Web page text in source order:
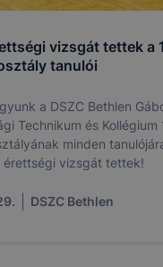
vizsgát tettek a
tanulói
a DSZC Bethlen
Technikum és Kollégium
minden
érettségi vizsgát tettek!
DSZC Bethlen